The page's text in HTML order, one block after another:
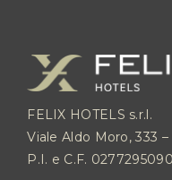
FELIX HOTELS s.r.l.
Viale Aldo Moro, 333
P.I. e C.F.